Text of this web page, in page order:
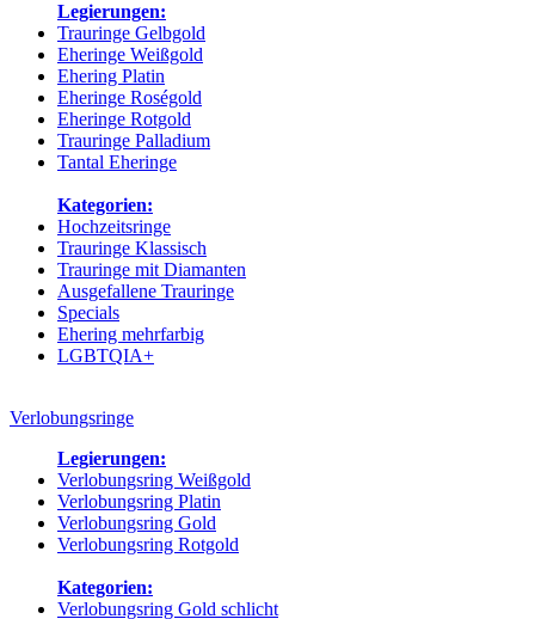
Legierungen:
Trauringe Gelbgold
Eheringe Weißgold
Ehering Platin
Eheringe Roségold
Eheringe Rotgold
Trauringe Palladium
Tantal Eheringe
Kategorien:
Hochzeitsringe
Trauringe Klassisch
Trauringe mit Diamanten
Ausgefallene Trauringe
Specials
Ehering mehrfarbig
LGBTQIA+
Verlobungsringe
Legierungen:
Verlobungsring Weißgold
Verlobungsring Platin
Verlobungsring Gold
Verlobungsring Rotgold
Kategorien:
Verlobungsring Gold schlicht